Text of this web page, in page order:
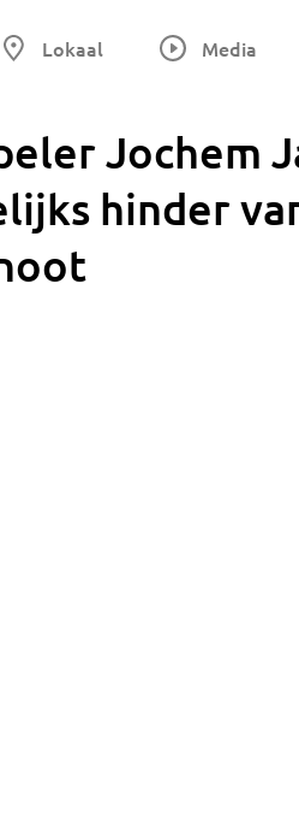
Lokaal Media
Jochem
hinder